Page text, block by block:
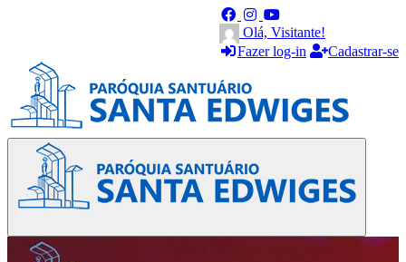
Olá, Visitante!
Fazer log-in
Cadastrar-se